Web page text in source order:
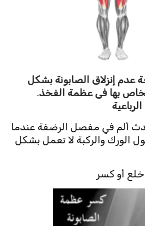
عدم إنزلاق الصابونة بشكل
بها فى عظمة الفخذ.
ألم في مفصل الرضفة عندما
الورك والركبة لا تعمل بشكل
أو كسر